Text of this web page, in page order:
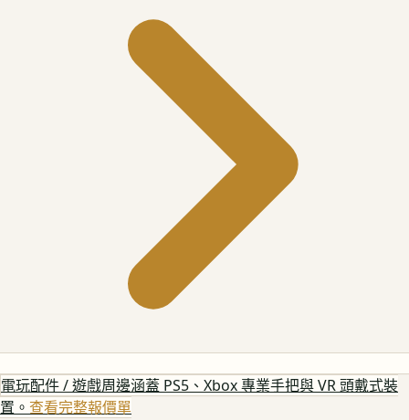
電玩配件 / 遊戲周邊涵蓋 PS5、Xbox 專業手把與 VR 頭戴式裝
置。 查看完整報價單